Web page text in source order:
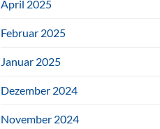
April 2025
Februar 2025
Januar 2025
Dezember 2024
November 2024